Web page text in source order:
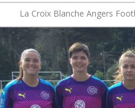
La Croix Blanche Angers